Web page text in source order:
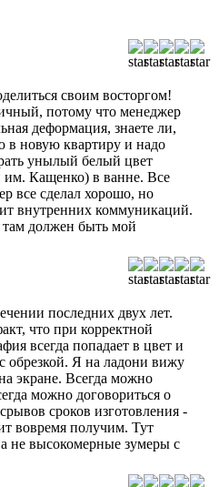
своим восторгом!
потому что менеджер
деформация, знаете ли,
в новую квартиру и надо
унылый белый цвет
им. Кащенко) в ванне. Все
все сделал хорошо, но
внутренних коммуникаций.
там должен быть мой
Разумеется их нет, в
должна была быть
и еще по моему макету,
работают поштучно))
даже с фирмой из
послали". И тут наткнулась
100% откажут, но
всех живых. Заказ
всегда была на связи и
наклейку за сутки
визит в типографию
потрясающая атмосфера и
от станков!
ДУШИ!
последних двух лет.
что при корректной
всегда попадает в цвет и
обрезкой. Я на ладони вижу
экране. Всегда можно
можно договориться о
сроков изготовления -
вовремя получим. Тут
не высокомерные зумеры с